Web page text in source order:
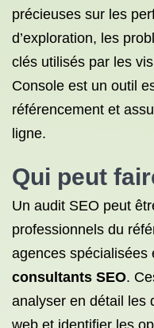
précieuses sur les
d’exploration, les
clés utilisés par les
Console est un outil
référencement et
ligne.
Qui peut
Un audit SEO peut
professionnels du
agences spécialisées
consultants SEO.
analyser en détail les
web et identifier les